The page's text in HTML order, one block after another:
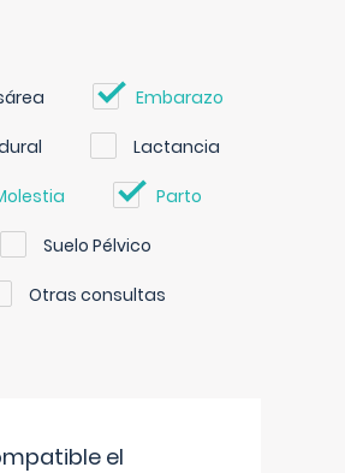
Embarazo
Lactancia
Parto
Suelo Pélvico
Otras consultas
el